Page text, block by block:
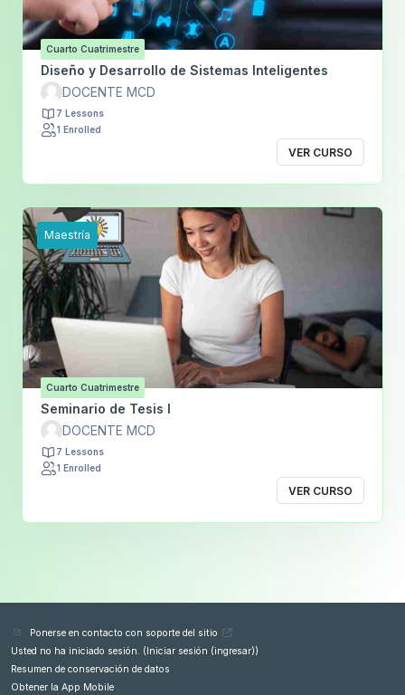
Cuarto Cuatrimestre
Diseño y Desarrollo de Sistemas Inteligentes
DOCENTE MCD
7 Lessons
1 Enrolled
VER CURSO
Maestría
Cuarto Cuatrimestre
Seminario de Tesis I
DOCENTE MCD
7 Lessons
1 Enrolled
VER CURSO
Ponerse en contacto con soporte del sitio
Usted no ha iniciado sesión. ( Iniciar sesión (ingresar))
Resumen de conservación de datos
Obtener la App Mobile